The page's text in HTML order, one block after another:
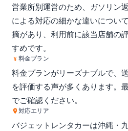
営業所別運営のため、ガソリン
による対応の細かな違いについ
摘があり、利用前に該当店舗の
すめです。
料金プラン
料金プランがリーズナブルで、
を評価する声が多くあります。
でご確認ください。
対応エリア
バジェットレンタカーは沖縄・